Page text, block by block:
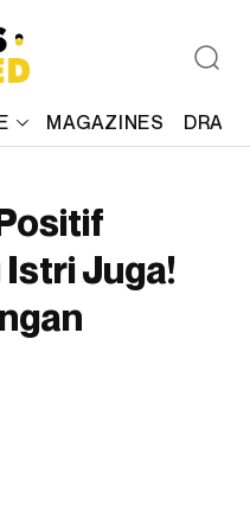
MAGAZINES
Istri Juga!